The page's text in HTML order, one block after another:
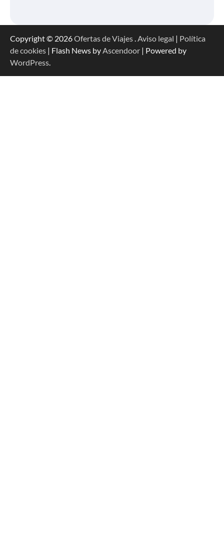
Copyright © 2026Ofertas de Viajes.Aviso legal | Política
de cookies | Flash News byAscendoor | Powered by
WordPress.